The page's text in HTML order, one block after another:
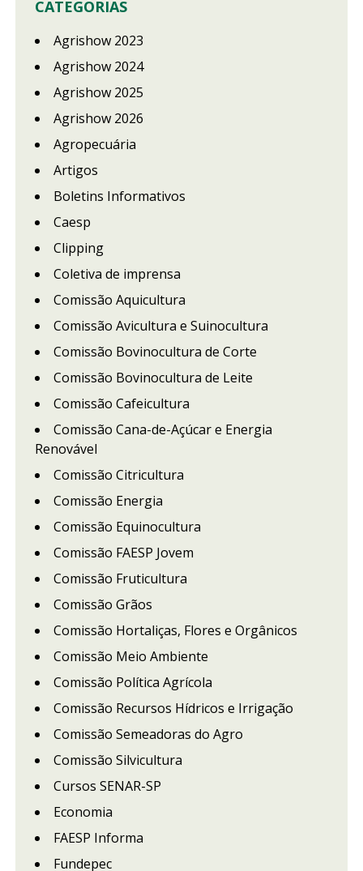
CATEGORIAS
Agrishow 2023
Agrishow 2024
Agrishow 2025
Agrishow 2026
Agropecuária
Artigos
Boletins Informativos
Caesp
Clipping
Coletiva de imprensa
Comissão Aquicultura
Comissão Avicultura e Suinocultura
Comissão Bovinocultura de Corte
Comissão Bovinocultura de Leite
Comissão Cafeicultura
Comissão Cana-de-Açúcar e Energia
Renovável
Comissão Citricultura
Comissão Energia
Comissão Equinocultura
Comissão FAESP Jovem
Comissão Fruticultura
Comissão Grãos
Comissão Hortaliças, Flores e Orgânicos
Comissão Meio Ambiente
Comissão Política Agrícola
Comissão Recursos Hídricos e Irrigação
Comissão Semeadoras do Agro
Comissão Silvicultura
Cursos SENAR-SP
Economia
FAESP Informa
Fundepec